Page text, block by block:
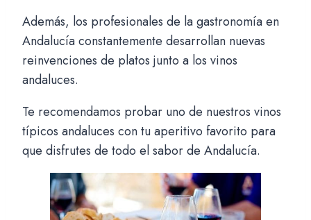
Además, los profesionales de la gastronomía en
Andalucía constantemente desarrollan nuevas
reinvenciones de platos junto a los vinos
andaluces.
Te recomendamos probar uno de nuestros vinos
típicos andaluces con tu aperitivo favorito para
que disfrutes de todo el sabor de Andalucía.